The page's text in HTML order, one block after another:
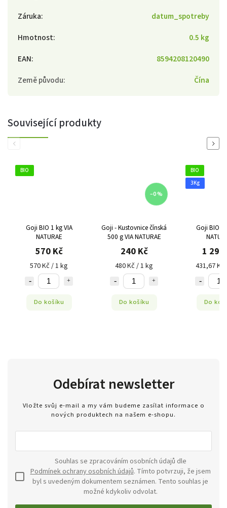
Záruka:
datum_spotreby
Hmotnost:
0.5 kg
EAN:
8594208120490
Země původu: Čína
Související produkty
Previous
BIO
Goji BIO 1 kg VIA
NATURAE
570 Kč
570 Kč / 1 kg
Do košíku
–0 %
Goji - Kustovnice čínská
500 g VIA NATURAE
240 Kč
480 Kč / 1 kg
Do košíku
BIO
3Kg
Goji BIO 3
1 295
431,67 Kč
Do
Next
Odebírat newsletter
Vložte svůj e-mail a my vám budeme zasílat informace o
nových produktech na našem e-shopu.
Podmínek ochrany osobních údajů. Tímto potvrzuji, že jsem
byl s uvedeným dokumentem seznámen. Tento souhlas je
možné kdykoliv odvolat.